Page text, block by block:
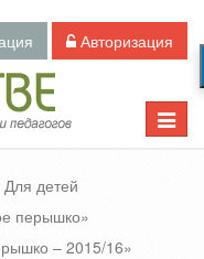
Авторизация
Toggle
Для детей
перышко»
– 2015/16»